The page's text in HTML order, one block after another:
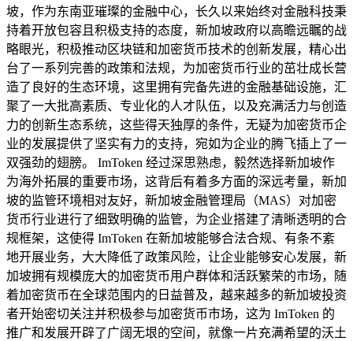
坡，作为东南亚璀璨的金融中心，长久以来始终对金融科技秉
持着开放包容且积极支持的态度，新加坡政府以高瞻远瞩的战
略眼光，积极推动区块链和加密货币技术的创新发展，精心出
台了一系列完善的政策和法规，为加密货币行业的茁壮成长营
造了良好的生态环境，这里拥有完备先进的金融基础设施，汇
聚了一大批高素质、专业化的人才队伍，以及充满活力与创造
力的创新生态系统，这些得天独厚的条件，无疑为加密货币企
业的发展提供了坚实有力的支持，宛如为企业的腾飞插上了一
双强劲的翅膀。 ImToken 经过深思熟虑，毅然选择新加坡作
为海外拓展的重要市场，这背后有着多方面的深远考量，新加
坡的监管环境相对友好，新加坡金融管理局（MAS）对加密
货币行业进行了细致明确的监管，为企业搭建了清晰透明的合
规框架，这使得 ImToken 在新加坡能够合法合规、有条不紊
地开展业务，大大降低了政策风险，让企业能够安心发展，新
加坡拥有规模庞大的加密货币用户群体和活跃繁荣的市场，随
着加密货币在全球范围内的日益普及，越来越多的新加坡投资
者开始密切关注并积极参与加密货币市场，这为 ImToken 的
推广和发展开辟了广阔无垠的空间，就像一片充满希望的沃土